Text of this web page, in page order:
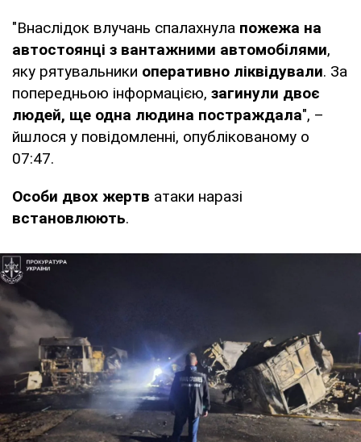
"​Внаслідок влучань спалахнула пожежа на
автостоянці з вантажними автомобілями,
яку рятувальники оперативно ліквідували. За
попередньою інформацією, загинули двоє
людей, ще одна людина постраждала", –
йшлося у повідомленні, опублікованому о
07:47.
Особи двох жертв атаки наразі
встановлюють.